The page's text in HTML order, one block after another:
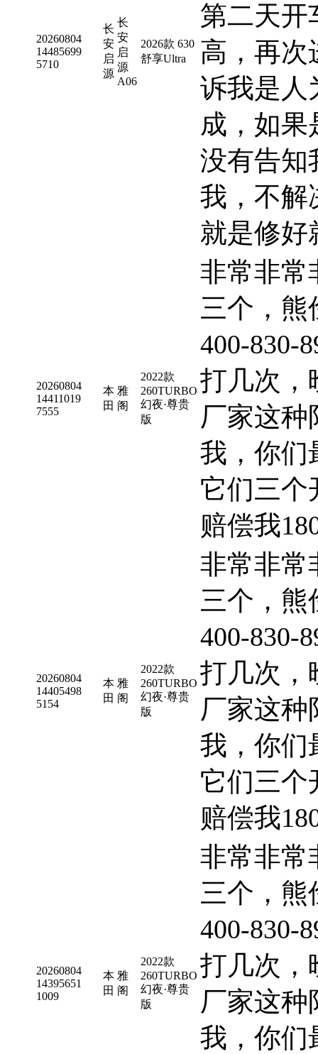
20260804
14485699
5710
长
安
启
源
长
安
启
源
A06
2026款 630
舒享Ultra
第二天开
高，再次
诉我是人
成，如果
没有告知
我，不解
就是修好
20260804
14411019
7555
本
田
雅
阁
2022款
260TURBO
幻夜·尊贵
版
非常非常
三个，熊
400-830-
打几次，
厂家这种
我，你们
它们三个
赔偿我
20260804
14405498
5154
本
田
雅
阁
2022款
260TURBO
幻夜·尊贵
版
非常非常
三个，熊
400-830-
打几次，
厂家这种
我，你们
它们三个
赔偿我
20260804
14395651
1009
本
田
雅
阁
2022款
260TURBO
幻夜·尊贵
版
非常非常
三个，熊
400-830-
打几次，
厂家这种
我，你们